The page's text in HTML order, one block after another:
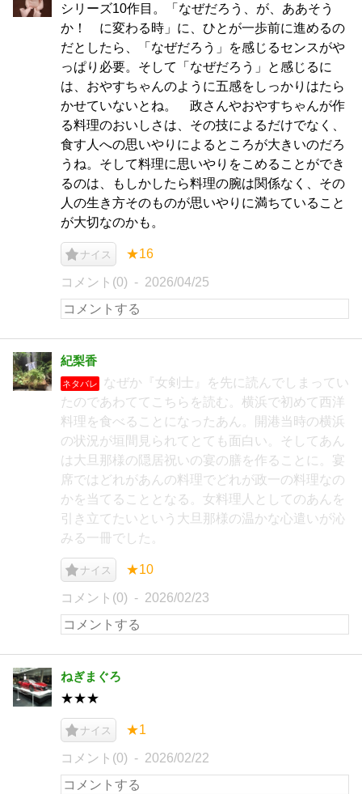
シリーズ10作目。「なぜだろう、が、ああそう
か！ に変わる時」に、ひとが一歩前に進めるの
だとしたら、「なぜだろう」を感じるセンスがや
っぱり必要。そして「なぜだろう」と感じるに
は、おやすちゃんのように五感をしっかりはたら
かせていないとね。 政さんやおやすちゃんが作
る料理のおいしさは、その技によるだけでなく、
食す人への思いやりによるところが大きいのだろ
うね。そして料理に思いやりをこめることができ
るのは、もしかしたら料理の腕は関係なく、その
人の生き方そのものが思いやりに満ちていること
が大切なのかも。
ナイス ★16
コメント(0) 2026/04/25
紀梨香
ネタバレ
なぜか『女剣士』を先に読んでしまってい
たのであわててこちらを読む。横浜で初めて西洋
料理を食べることになったあん。開港当時の横浜
の状況が垣間見られてとても面白い。そしてあん
は大旦那様の隠居祝いの宴の膳を作ることに。宴
席ではどれがあんの料理でどれが政一の料理なの
かを当てることとなる。女料理人としてのあんを
引き立てたいという大旦那様の温かな心遣いが沁
みる一冊でした。
ナイス ★10
コメント(0) 2026/02/23
ねぎまぐろ
★★★
ナイス ★1
コメント(0) 2026/02/22